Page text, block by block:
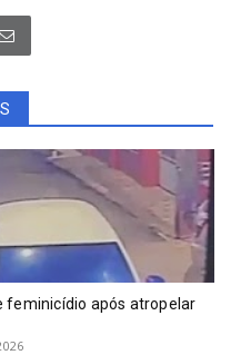
feminicídio após atropelar